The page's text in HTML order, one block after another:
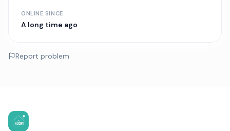
ONLINE SINCE
A long time ago
Report problem